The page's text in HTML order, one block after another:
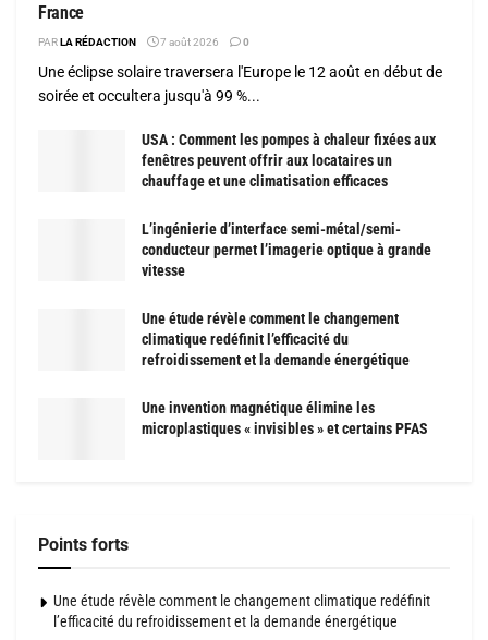
France
PARLA RÉDACTION 7 août 2026 0
Une éclipse solaire traversera l'Europe le 12 août en début de
soirée et occultera jusqu'à 99 %...
USA : Comment les pompes à chaleur fixées aux
fenêtres peuvent offrir aux locataires un
chauffage et une climatisation efficaces
L’ingénierie d’interface semi-métal/semi-
conducteur permet l’imagerie optique à grande
vitesse
Une étude révèle comment le changement
climatique redéfinit l’efficacité du
refroidissement et la demande énergétique
Une invention magnétique élimine les
microplastiques « invisibles » et certains PFAS
Points forts
Une étude révèle comment le changement climatique redéfinit
l’efficacité du refroidissement et la demande énergétique